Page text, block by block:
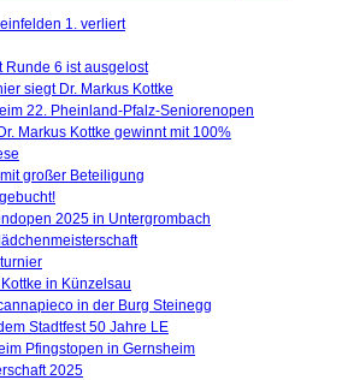
1. verliert
Runde 6 ist ausgelost
siegt Dr. Markus Kottke
22. Pheinland-Pfalz-Seniorenopen
Markus Kottke gewinnt mit 100%
großer Beteiligung
2025 in Untergrombach
in Künzelsau
in der Burg Steinegg
Stadtfest 50 Jahre LE
Pfingstopen in Gernsheim
2025